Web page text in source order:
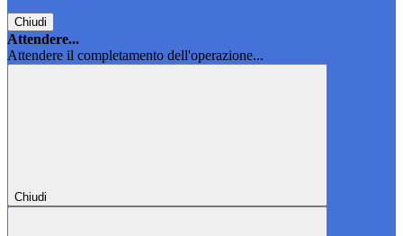
Chiudi
Attendere...
Attendere il completamento dell'operazione...
Chiudi